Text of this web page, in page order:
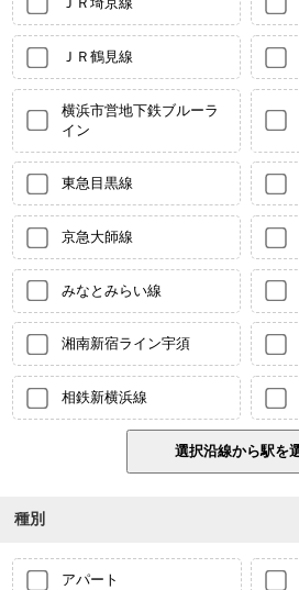
ＪＲ鶴見線
横浜市営地下鉄ブルーラ
イン
東急目黒線
京急大師線
みなとみらい線
湘南新宿ライン宇須
相鉄新横浜線
種別
アパート